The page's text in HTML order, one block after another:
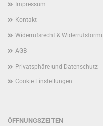
Impressum
Kontakt
Widerrufsrecht &
AGB
Privatsphäre und Datenschutz
Cookie Einstellungen
ÖFFNUNGSZEITEN